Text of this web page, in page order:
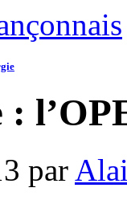
:
par